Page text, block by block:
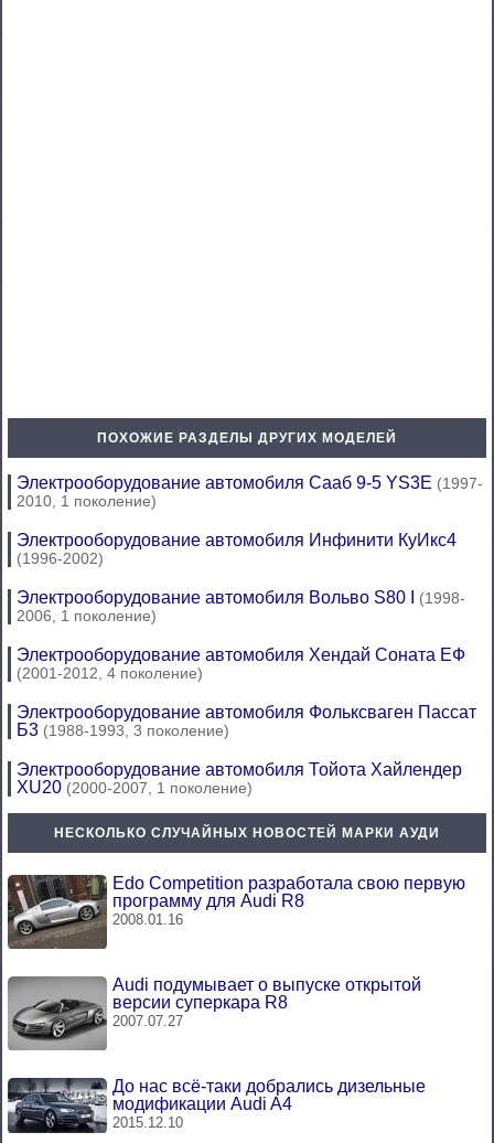
ПОХОЖИЕ РАЗДЕЛЫ ДРУГИХ МОДЕЛЕЙ
Электрооборудование автомобиля Сааб 9-5 YS3E (1997-
2010, 1 поколение)
Электрооборудование автомобиля Инфинити КуИкс4
(1996-2002)
Электрооборудование автомобиля Вольво S80 I (1998-
2006, 1 поколение)
Электрооборудование автомобиля Хендай Соната ЕФ
(2001-2012, 4 поколение)
Электрооборудование автомобиля Фольксваген Пассат
Б3 (1988-1993, 3 поколение)
Электрооборудование автомобиля Тойота Хайлендер
XU20 (2000-2007, 1 поколение)
НЕСКОЛЬКО СЛУЧАЙНЫХ НОВОСТЕЙ МАРКИ АУДИ
Edo Competition разработала свою первую
программу для Audi R8
2008.01.16
Audi подумывает о выпуске открытой
версии суперкара R8
2007.07.27
До нас всё-таки добрались дизельные
модификации Audi A4
2015.12.10